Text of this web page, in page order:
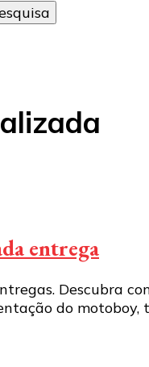
entrega
Descubra
do